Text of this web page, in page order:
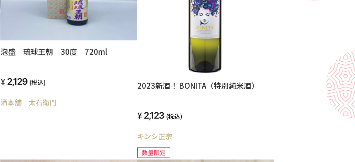
泡盛 琉球王朝 30度 720ml
2,129 (税込)
酒本舗 太右衛門
2023新酒！ BONITA（特別純米酒）
2,123 (税込)
キンシ正宗
数量限定